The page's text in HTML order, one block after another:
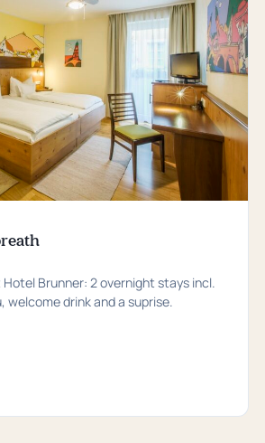
Brunner: 2 overnight stays incl.
welcome drink and a suprise.